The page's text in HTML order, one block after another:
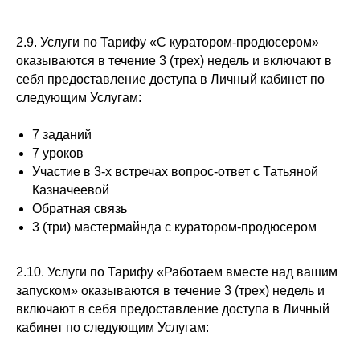
2.9. Услуги по Тарифу «С куратором-продюсером»
оказываются в течение 3 (трех) недель и включают в
себя предоставление доступа в Личный кабинет по
следующим Услугам:
7 заданий
7 уроков
Участие в 3-х встречах вопрос-ответ с Татьяной
Казначеевой
Обратная связь
3 (три) мастермайнда с куратором-продюсером
2.10. Услуги по Тарифу «Работаем вместе над вашим
запуском» оказываются в течение 3 (трех) недель и
включают в себя предоставление доступа в Личный
кабинет по следующим Услугам: